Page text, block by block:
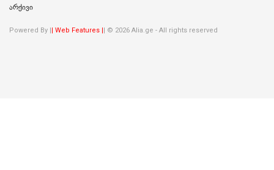
არქივი
Powered By | | Web Features | | © 2026 Alia.ge - All rights reserved